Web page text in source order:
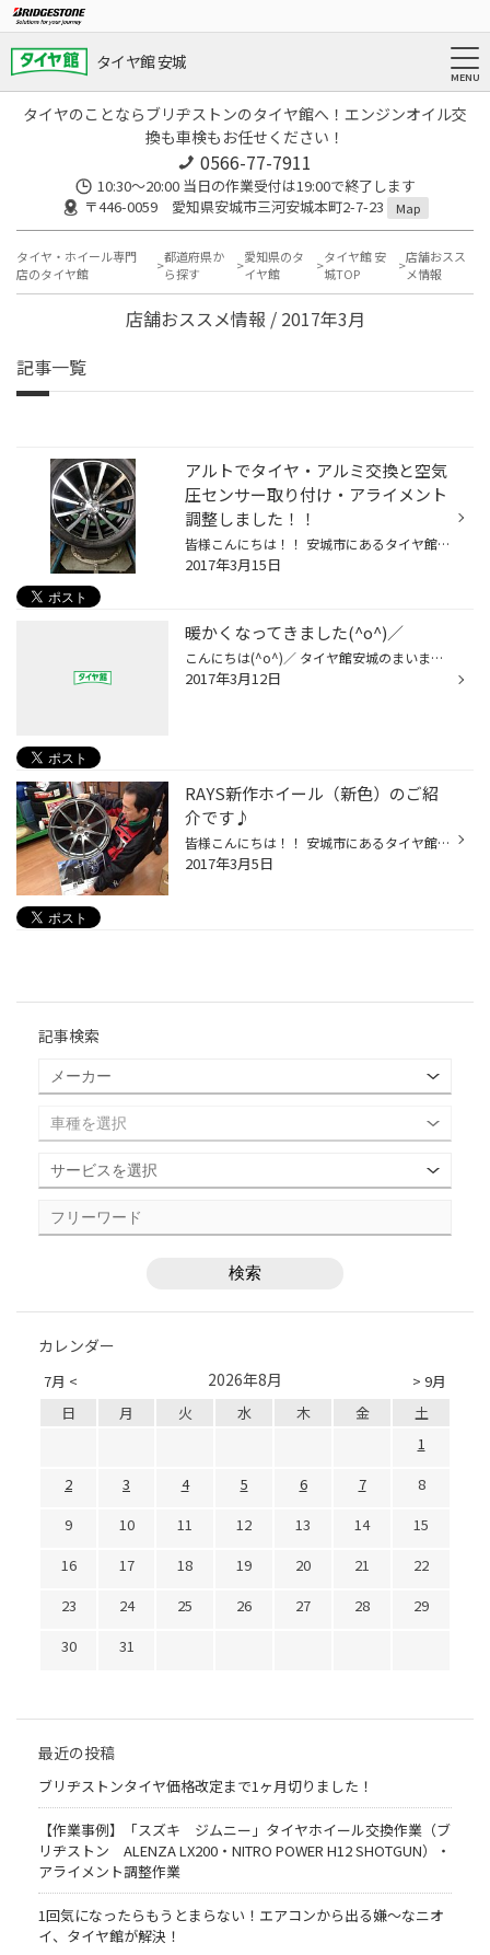
タイヤ館 安城
タイヤのことならブリヂストンのタイヤ館へ！エンジンオイル交
換も車検もお任せください！
0566-77-7911
10:30〜20:00 当日の作業受付は19:00で終了します
〒446-0059 愛知県安城市三河安城本町2-7-23
Map
タイヤ・ホイール専門
店のタイヤ館
都道府県か
ら探す
愛知県のタ
イヤ館
タイヤ館 安
城TOP
店舗おスス
メ情報
店舗おススメ情報 / 2017年3月
記事一覧
アルトでタイヤ・アルミ交換と空気
圧センサー取り付け・アライメント
調整しました！！
皆様こんにちは！！ 安城市にあるタイヤ館安城です！！ 先日、スズキのアルトでタイヤ・ホイール交換と空気圧センサー取り付け＆アライメントを させていただきました！！ なぞの空気漏れを起こしていましたので、ホイールごと交換させていただき、 安心の為、空気圧センサーも取り付け！！ これで...
2017年3月15日
暖かくなってきました(^o^)／
こんにちは(^o^)／ タイヤ館安城のまいまいです(^o^)／ 最近日中はとっても暖かくなってきましたね！ でも朝方、夜とっても寒いですね(:_;) 冬生まれなのに、、、寒いのが苦手です(^^)v 暖かくなってきた！ってことで 先日スタッドレスタイヤから夏タイヤへの交換をしました!(^^)! 夏タイヤがとって...
2017年3月12日
RAYS新作ホイール（新色）のご紹
介です♪
皆様こんにちは！！ 安城市にあるタイヤ館安城です！！ 今日も新作ホイールのご紹介をさせて頂きます（＾＾） 今回はRAYSの『ボルクレーシング G25』 つや消しのシルバーが大人な感じですね♪♪ 漢の中の漢 鍛造ホイールに興味のある方は是非ご相談下さい！！ スタッドレスからの履き替えのタイミン...
2017年3月5日
記事検索
カレンダー
7月 < > 9月
2026年8月
日 月 火 水 木 金
土
1
2
3 4 5 6 7
8
9
10 11 12 13 14
15
16
17 18 19 20 21
22
23
24 25 26 27 28
29
30
31
最近の投稿
ブリヂストンタイヤ価格改定まで1ヶ月切りました！
【作業事例】「スズキ ジムニー」タイヤホイール交換作業（ブ
リヂストン ALENZA LX200・NITRO POWER H12 SHOTGUN）・
アライメント調整作業
1回気になったらもうとまらない！エアコンから出る嫌〜なニオ
イ、タイヤ館が解決！